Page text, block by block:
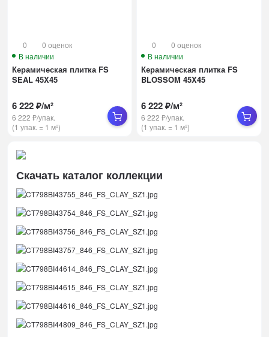
0
0 оценок
В наличии
Керамическая плитка FS
SEAL 45X45
6 222 ₽/м²
6 222 ₽/упак.
(1 упак. = 1 м²)
0
0 оценок
В наличии
Керамическая плитка FS
BLOSSOM 45X45
6 222 ₽/м²
6 222 ₽/упак.
(1 упак. = 1 м²)
Скачать каталог коллекции